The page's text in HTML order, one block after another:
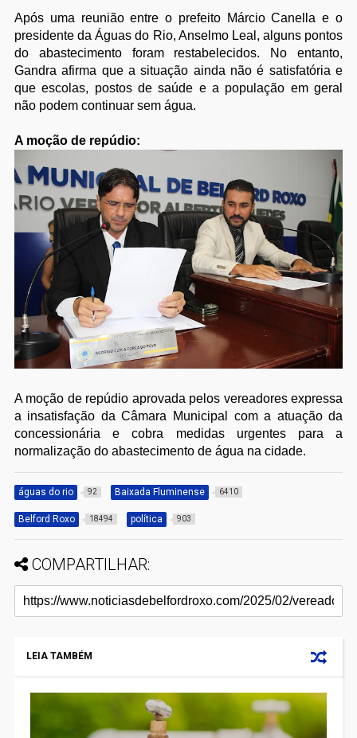
Após uma reunião entre o prefeito Márcio Canella e o
presidente da Águas do Rio, Anselmo Leal, alguns pontos
do abastecimento foram restabelecidos. No entanto,
Gandra afirma que a situação ainda não é satisfatória e
que escolas, postos de saúde e a população em geral
não podem continuar sem água.
A moção de repúdio:
A moção de repúdio aprovada pelos vereadores expressa
a insatisfação da Câmara Municipal com a atuação da
concessionária e cobra medidas urgentes para a
normalização do abastecimento de água na cidade.
águas do rio 92 Baixada Fluminense 6410
Belford Roxo 18494 política 903
COMPARTILHAR:
LEIA TAMBÉM